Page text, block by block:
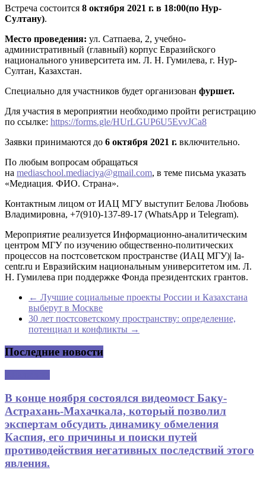
Встреча состоится 8 октября 2021 г. в 18:00(по Нур-
Султану).
Место проведения: ул. Сатпаева, 2, учебно-
административный (главный) корпус Евразийского
национального университета им. Л. Н. Гумилева, г. Нур-
Султан, Казахстан.
Специально для участников будет организован фуршет.
Для участия в мероприятии необходимо пройти регистрацию
по ссылке: https://forms.gle/HUrLGUP6U5EvvJCa8
Заявки принимаются до 6 октября 2021 г. включительно.
По любым вопросам обращаться
на mediaschool.mediaciya@gmail.com, в теме письма указать
«Медиация. ФИО. Страна».
Контактным лицом от ИАЦ МГУ выступит Белова Любовь
Владимировна, +7(910)-137-89-17 (WhatsApp и Telegram).
Мероприятие реализуется Информационно-аналитическим
центром МГУ по изучению общественно-политических
процессов на постсоветском пространстве (ИАЦ МГУ)| Ia-
centr.ru и Евразийским национальным университетом им. Л.
Н. Гумилева при поддержке Фонда президентских грантов.
← Лучшие социальные проекты России и Казахстана
выберут в Москве
30 лет постсоветскому пространству: определение,
потенциал и конфликты →
Последние новости
В конце ноября состоялся видеомост Баку-
Астрахань-Махачкала, который позволил
экспертам обсудить динамику обмеления
Каспия, его причины и поиски путей
противодействия негативных последствий этого
явления.